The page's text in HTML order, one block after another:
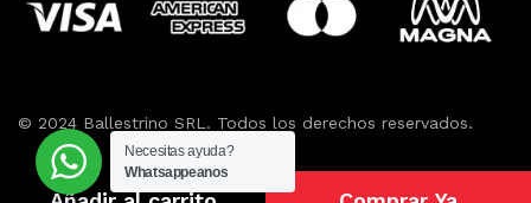
© 2024 Ballestrino SRL. Todos los derechos reservados.
Necesitas ayuda?
Whatsappeanos